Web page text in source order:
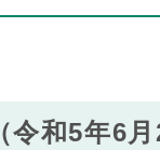
和5年6月